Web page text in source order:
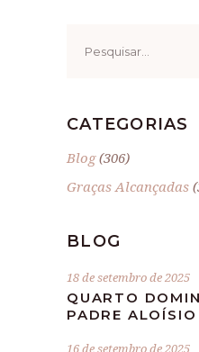
por:
CATEGORIAS
Blog(306)
Graças Alcançadas
BLOG
18 de setembro de 2025
QUARTO
PADRE ALOÍSIO
16 de setembro de 2025